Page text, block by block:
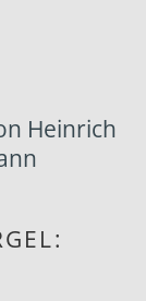
Heinrich